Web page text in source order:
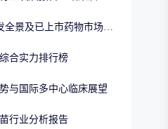
IgA肾病药物研发全景及已上市药物市场竞争格局报告
合实力排行榜
与国际多中心临床展望
行业分析报告